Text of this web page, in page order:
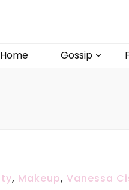
Home Gossip
, Makeup, Vanessa